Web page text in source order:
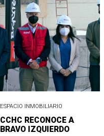
ESPACIO INMOBILIARIO
CCHC RECONOCE A
BRAVO IZQUIERDO